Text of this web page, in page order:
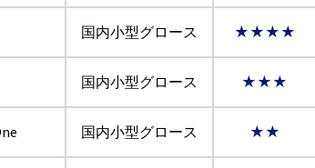
国内小型グロース ★★★★
国内小型グロース ★★★
国内小型グロース ★★